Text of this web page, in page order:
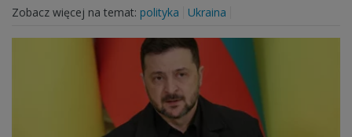
Zobacz więcej na temat: polityka Ukraina